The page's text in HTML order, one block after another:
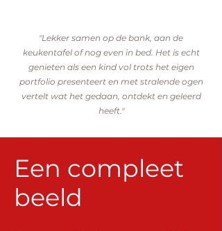
"Lekker samen op de bank, aan de
keukentafel of nog even in bed. Het is echt
genieten als een kind vol trots het eigen
portfolio presenteert en met stralende ogen
vertelt wat het gedaan, ontdekt en geleerd
heeft."
Een compleet
beeld